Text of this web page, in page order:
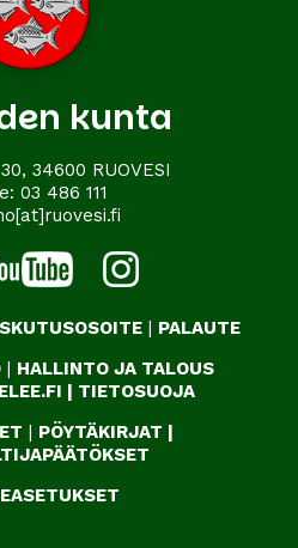
kunta
34600 RUOVESI
03 486 111
| PALAUTE
| HALLINTO JA TALOUS
| TIETOSUOJA
| PÖYTÄKIRJAT |